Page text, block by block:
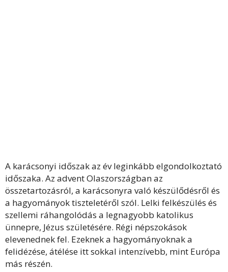
A karácsonyi időszak az év leginkább elgondolkoztató
időszaka. Az advent Olaszországban az
összetartozásról, a karácsonyra való készülődésről és
a hagyományok tiszteletéről szól. Lelki felkészülés és
szellemi ráhangolódás a legnagyobb katolikus
ünnepre, Jézus születésére. Régi népszokások
elevenednek fel. Ezeknek a hagyományoknak a
felidézése, átélése itt sokkal intenzívebb, mint Európa
más részén.